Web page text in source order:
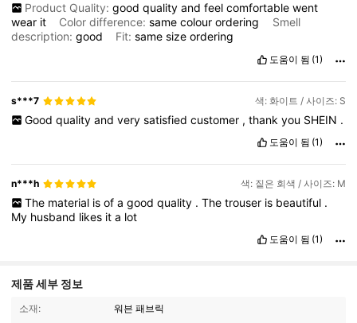
Product Quality: good quality and feel comfortable went
wear it Color difference:samecolourordering
Smell
description:good Fit:samesizeordering
도움이 됨 (1)
s***7 색: 화이트 / 사이즈: S
Good quality and very satisfied customer , thank you SHEIN .
도움이 됨 (1)
n***h 색: 짙은 회색 / 사이즈: M
The material is of a good quality . The trouser is beautiful .
My husband likes ita lot
도움이 됨 (1)
제품 세부 정보
소재:
워븐 패브릭